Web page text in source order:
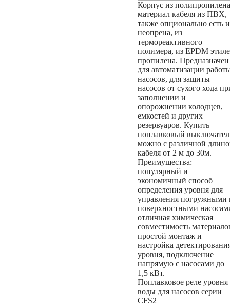
Корпус из
материал кабеля из ПВХ,
также опционально есть
неопрена, из
термореактивного
полимера, из EPDM
пропилена. Предназначен
для автоматизации
насосов, для защиты
насосов от сухого хода
заполнении и
опорожнении колодцев,
емкостей и других
резервуаров. Купить
поплавковый
можно с различной
кабеля от 2 м до 30м.
Преимущества:
популярный и
экономичный способ
определения уровня для
управления погружными
поверхностными
отличная химическая
совместимость
простой монтаж и
настройка
уровня, подключение
напрямую с насосами до
1,5 кВт.
Поплавковое реле уровня
воды для насосов серии
CFS2